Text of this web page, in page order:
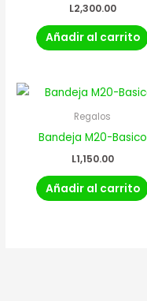
L2,300.00
Añadir al carrito
Regalos
Bandeja M20-Basico
L1,150.00
Añadir al carrito